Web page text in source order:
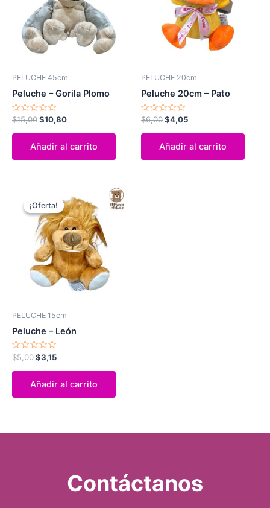
PELUCHE 45cm
Peluche – Gorila Plomo
Valorado
con
0
$15,00$10,80
Añadir al carrito
PELUCHE 20cm
Peluche 20cm – Pato
Valorado
con
0
$6,00$4,05
Añadir al carrito
¡Oferta!
¡Oferta!
PELUCHE 15cm
Peluche – León
Valorado
con
0
$5,00
precio
original
era:
$5,00.
$3,15
precio
actual
es:
$3,15.
Añadir al carrito
Contáctanos